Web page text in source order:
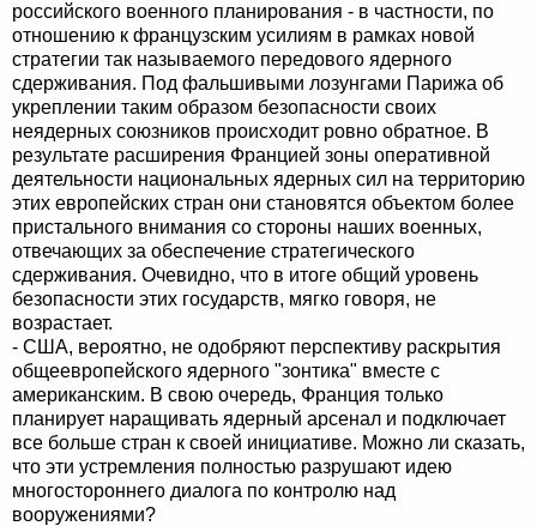
российского военного планирования - в частности, по
отношению к французским усилиям в рамках новой
стратегии так называемого передового ядерного
сдерживания. Под фальшивыми лозунгами Парижа об
укреплении таким образом безопасности своих
неядерных союзников происходит ровно обратное. В
результате расширения Францией зоны оперативной
деятельности национальных ядерных сил на территорию
этих европейских стран они становятся объектом более
пристального внимания со стороны наших военных,
отвечающих за обеспечение стратегического
сдерживания. Очевидно, что в итоге общий уровень
безопасности этих государств, мягко говоря, не
возрастает.
- США, вероятно, не одобряют перспективу раскрытия
общеевропейского ядерного "зонтика" вместе с
американским. В свою очередь, Франция только
планирует наращивать ядерный арсенал и подключает
все больше стран к своей инициативе. Можно ли сказать,
что эти устремления полностью разрушают идею
многостороннего диалога по контролю над
вооружениями?